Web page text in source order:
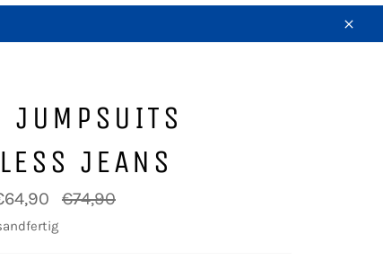
JUMPSUITS
JEANS
Normaler
Preis
€74,90